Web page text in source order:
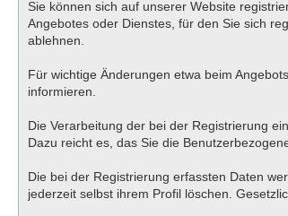
Sie können sich auf unserer Website
Angebotes oder Dienstes, für den Sie sich
ablehnen.
Für wichtige Änderungen etwa beim
informieren.
Die Verarbeitung der bei der Registrierung
Dazu reicht es, das Sie die
Die bei der Registrierung erfassten Daten
jederzeit selbst ihrem Profil löschen.